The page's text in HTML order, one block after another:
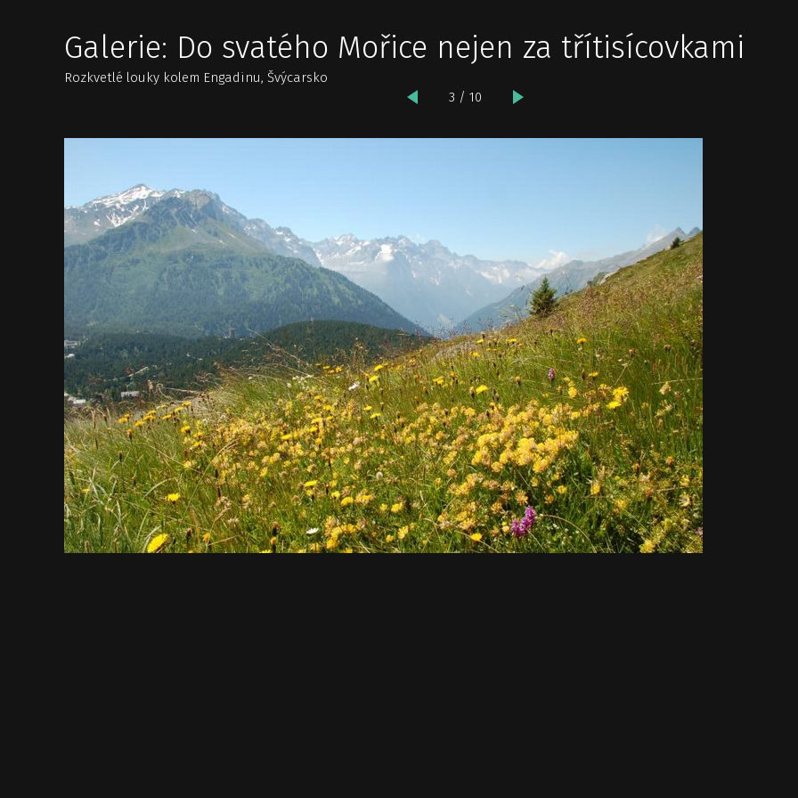
Galerie: Do svatého Mořice nejen za třítisícovkami
Rozkvetlé louky kolem Engadinu, Švýcarsko
3 / 10